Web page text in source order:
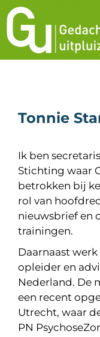
Ga
naar
inhoud
Tonnie
Ik ben
Stichting waar
betrokken bij
rol van
nieuwsbrief en
trainingen.
Daarnaast
opleider en
Nederland. De
een recent
Utrecht, waar
PN